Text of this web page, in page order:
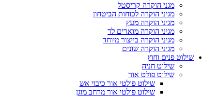
מגני הוקרה קריסטל
מגיני הוקרה לכוחות הביטחון
מגיני הוקרה מעץ
מגיני הוקרה מוארים לד
מגיני הוקרה בייצור מיוחד
מגיני הוקרה שונים
שילוט פנים וחוץ
שילוט חניה
שילוט פולט אור
שילוט פולטי אור כיבוי אש
שילוט פולטי אור מרחב מוגן